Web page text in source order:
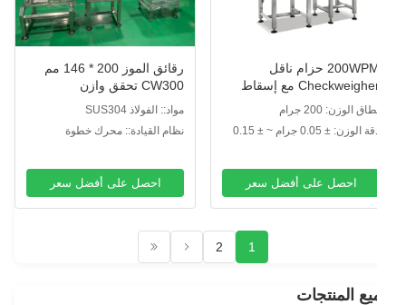
200WPM حزام ناقل
Checkweigher مع إسقاط
الوزن: 200 جرام
دقة الوزن: ± 0.05 جرام ~ ± 0.15
احصل على أفضل سعر
رقائق الموز 200 * 146 مم
CW300 تحقق وازن
مواد:: الفولاذ SUS304
نظام القيادة:: محرك خطوة
احصل على أفضل سعر
2
المنتجات